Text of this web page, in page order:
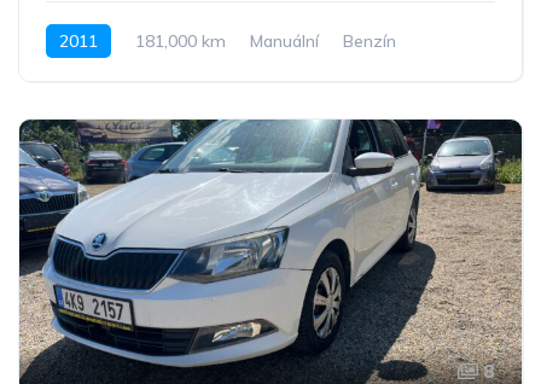
2011 181,000 km Manuální
Benzín
8